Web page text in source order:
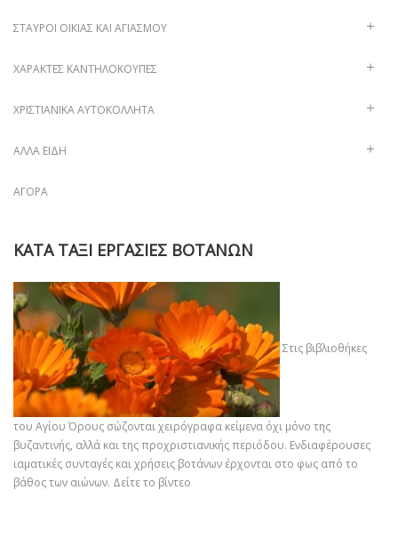
ΣΤΑΥΡΟΊ ΟΙΚΊΑΣ ΚΑΙ ΑΓΙΑΣΜΟΎ
ΧΑΡΑΚΤΈΣ ΚΑΝΤΗΛΌΚΟΥΠΕΣ
ΧΡΙΣΤΙΑΝΙΚΆ ΑΥΤΟΚΌΛΛΗΤΑ
ΑΛΛΑ ΕΙΔΗ
ΑΓΟΡΆ
ΚΑΤΑ ΤΑΞΙ ΕΡΓΑΣΙΕΣ ΒΟΤΑΝΩΝ
Στις βιβλιοθήκες
του Αγίου Όρους σώζονται χειρόγραφα κείμενα όχι μόνο της
βυζαντινής, αλλά και της προχριστιανικής περιόδου. Ενδιαφέρουσες
ιαματικές συνταγές και χρήσεις βοτάνων έρχονται στο φως από το
βάθος των αιώνων. Δείτε το βίντεο